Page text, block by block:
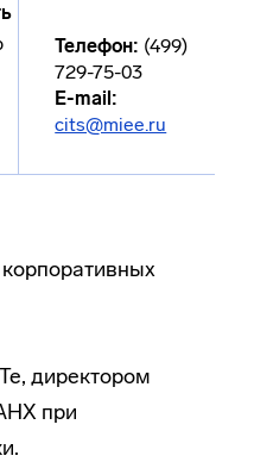
Телефон: (499)
729-75-03
E-mail:
cits@miee.ru
директором
при